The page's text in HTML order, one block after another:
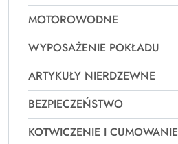
MOTOROWODNE
WYPOSAŻENIE POKŁADU
ARTYKUŁY NIERDZEWNE
BEZPIECZEŃSTWO
KOTWICZENIE I CUMOWANIE